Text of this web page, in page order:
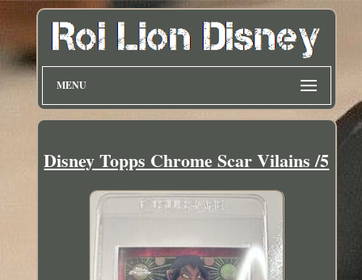
MENU
Disney Topps Chrome Scar Vilains /5